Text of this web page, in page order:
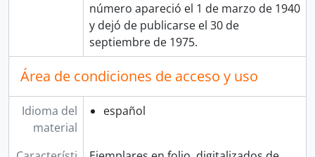
número apareció el 1 de marzo de 1940
y dejó de publicarse el 30 de
septiembre de 1975.
Área de condiciones de acceso y uso
Idioma del
material
español